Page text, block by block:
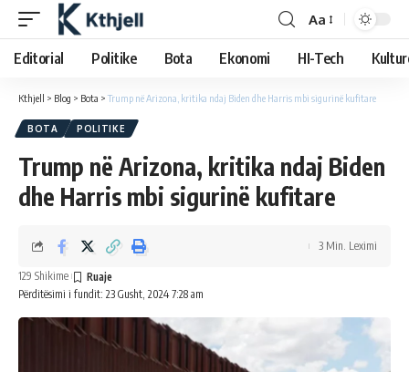
Aa
Editorial Politike Bota Ekonomi HI-Tech
Kthjell > Blog > Bota > Trump në Arizona, kritika ndaj Biden dhe Harris mbi sigurinë kufitare
BOTA POLITIKE
Trump në Arizona, kritika ndaj Biden
dhe Harris mbi sigurinë kufitare
Përditësimi i fundit: 23 Gusht, 2024 7:28 am
129 Shikime
3 Min. Leximi